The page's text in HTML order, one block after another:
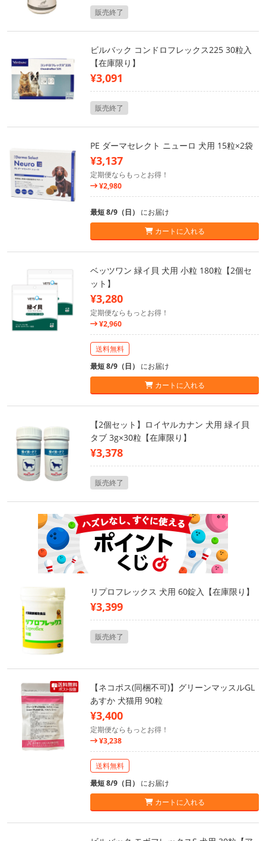
販売終了
ビルバック コンドロフレックス225 30粒入
【在庫限り】
¥3,091
販売終了
PE ダーマセレクト ニューロ 犬用 15粒×2袋
¥3,137
定期便ならもっとお得！
¥2,980
最短 8/9（日） にお届け
カートに入れる
ベッツワン 緑イ貝 犬用 小粒 180粒【2個セ
ット】
¥3,280
定期便ならもっとお得！
¥2,960
送料無料
最短 8/9（日） にお届け
カートに入れる
【2個セット】ロイヤルカナン 犬用 緑イ貝
タブ 3g×30粒【在庫限り】
¥3,378
販売終了
リプロフレックス 犬用 60錠入【在庫限り】
¥3,399
販売終了
【ネコポス(同梱不可)】グリーンマッスルGL
あすか 犬猫用 90粒
¥3,400
定期便ならもっとお得！
¥3,238
送料無料
最短 8/9（日） にお届け
カートに入れる